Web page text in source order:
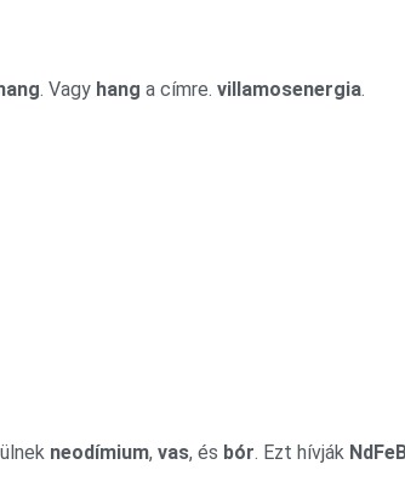
. Vagy hang a címre. villamosenergia.
neodímium, vas, és bór. Ezt hívják